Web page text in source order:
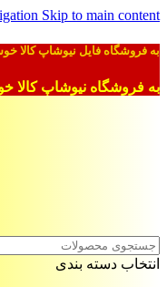
Skip to main content
به فروشگاه فایل نیوشاپ کالا
به فروشگاه نیوشاپ کالا
انتخاب دسته بندی